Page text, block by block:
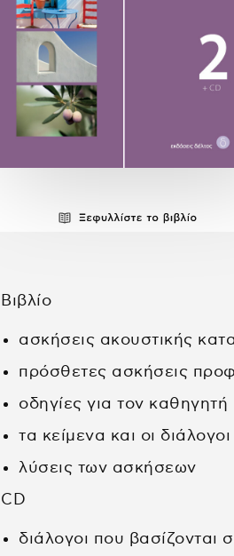
Βιβλίο
ασκήσεις ακουστικής
πρόσθετες ασκήσεις
οδηγίες για τον καθηγητή
τα κείμενα και οι
λύσεις των ασκήσεων
CD
διάλογοι που βασίζονται